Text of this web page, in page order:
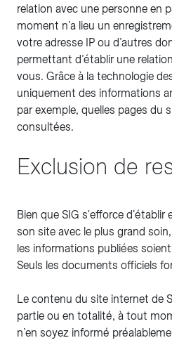
relation avec une personne en
moment n’a lieu un
votre adresse IP ou d’autres
permettant d’établir une
vous. Grâce à la technologie
uniquement des informations
par exemple, quelles pages du
consultées.
Exclusion de
Bien que SIG s'efforce d'établir
son site avec le plus grand
les informations publiées
Seuls les documents officiels
Le contenu du site internet de
partie ou en totalité, à tout
n’en soyez informé